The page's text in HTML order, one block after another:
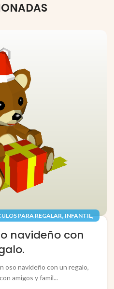
PARA REGALAR, INFANTIL,
PAPERCRAFT
navideño con
oso navideño con un regalo,
amigos y famil...